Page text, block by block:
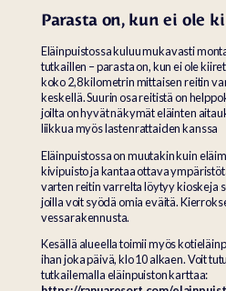
Parasta on, kun ei ole
Eläinpuistossa kuluu mukavasti
tutkaillen – parasta on, kun ei ole
koko 2,8 kilometrin mittaisen reitin
keskellä. Suurin osa reitistä on
joilta on hyvät näkymät eläinten
liikkua myös lastenrattaiden kanssa
Eläinpuistossa on muutakin kuin
kivipuisto ja kantaa ottava
varten reitin varrelta löytyy kioskeja
joilla voit syödä omia eväitä.
vessarakennusta.
Kesällä alueella toimii myös
ihan joka päivä, klo 10 alkaen. Voit
tutkailemalla eläinpuiston karttaa: